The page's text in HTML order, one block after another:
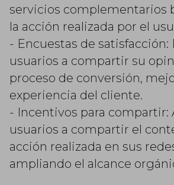
servicios complementarios
la acción realizada por el
- Encuestas de satisfacción:
usuarios a compartir su
proceso de conversión,
experiencia del cliente.
- Incentivos para compartir:
usuarios a compartir el
acción realizada en sus
ampliando el alcance